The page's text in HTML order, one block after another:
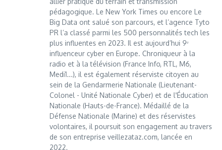
pédagogique. Le New York Times ou encore Le
Big Data ont salué son parcours, et l’agence Tyto
PR l’a classé parmi les 500 personnalités tech les
plus influentes en 2023. Il est aujourd’hui 9ᵉ
influenceur cyber en Europe. Chroniqueur à la
radio et à la télévision (France Info, RTL, M6,
Medi1...), il est également réserviste citoyen au
sein de la Gendarmerie Nationale (Lieutenant-
Colonel - Unité Nationale Cyber) et de l'Éducation
Nationale (Hauts-de-France). Médaillé de la
Défense Nationale (Marine) et des réservistes
volontaires, il poursuit son engagement au travers
de son entreprise veillezataz.com, lancée en
2022.